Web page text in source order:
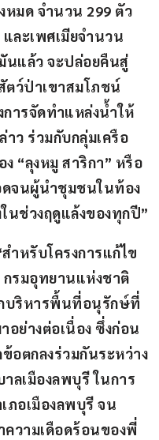
หมด จำนวน 299 ตัว
ละเพศเมียจำนวน
นแล้ว จะปล่อยคืนสู่
ว์ป่าเขาสมโภชน์
ารจัดทำแหล่งน้ำให้
ว ร่วมกับกลุ่มเครือ
“ลุงหมู สาริกา” หรือ
จนผู้นำชุมชนในท้อง
นช่วงฤดูแล้งของทุกปี”
สำหรับโครงการแก้ไข
รมอุทยานแห่งชาติ
บริหารพื้นที่อนุรักษ์ที่
อย่างต่อเนื่อง ซึ่งก่อน
อตกลงร่วมกันระหว่าง
ลเมืองลพบุรี ในการ
อเมืองลพบุรี จน
ความเดือดร้อนของพี่